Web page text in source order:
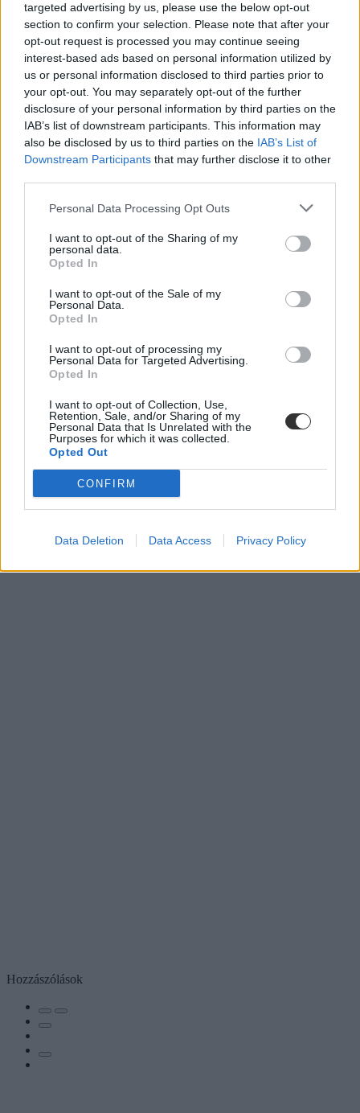
targeted advertising by us, please use the below opt-out
section to confirm your selection. Please note that after your
opt-out request is processed you may continue seeing
interest-based ads based on personal information utilized by
us or personal information disclosed to third parties prior to
your opt-out. You may separately opt-out of the further
disclosure of your personal information by third parties on the
IAB’s list of downstream participants. This information may
also be disclosed by us to third parties on the IAB’s List of
Downstream Participants that may further disclose it to other
Personal Data Processing Opt Outs
I want to opt-out of the Sharing of my
personal data.
Opted In
I want to opt-out of the Sale of my
Personal Data.
Opted In
I want to opt-out of processing my
Personal Data for Targeted Advertising.
Opted In
I want to opt-out of Collection, Use,
Retention, Sale, and/or Sharing of my
Personal Data that Is Unrelated with the
Purposes for which it was collected.
Opted Out
CONFIRM
Data Deletion Data Access Privacy Policy
egyetemi átalakítás
szfe átalakítása
Corvinus-modell
SZFE
belföld
Hozzászólások